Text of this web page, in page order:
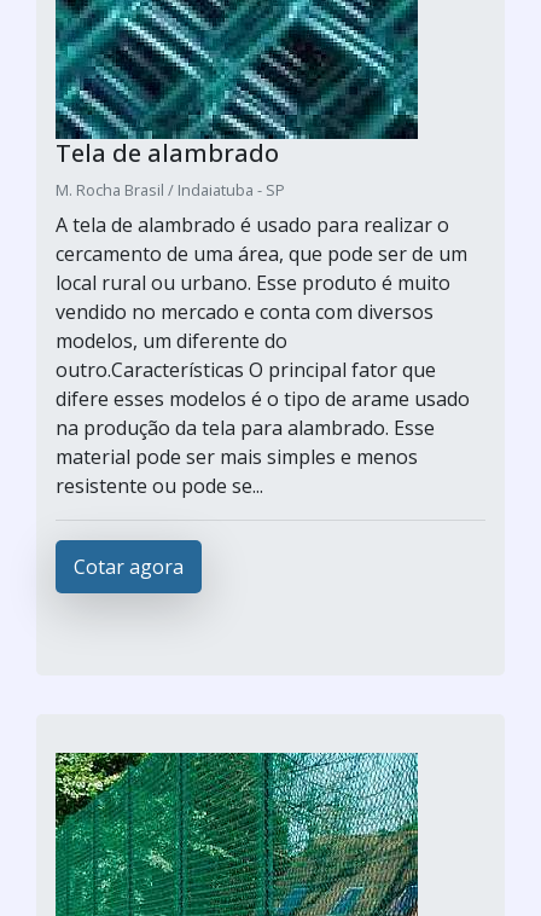
Tela de alambrado
M. Rocha Brasil / Indaiatuba - SP
A tela de alambrado é usado para realizar o
cercamento de uma área, que pode ser de um
local rural ou urbano. Esse produto é muito
vendido no mercado e conta com diversos
modelos, um diferente do
outro.Características O principal fator que
difere esses modelos é o tipo de arame usado
na produção da tela para alambrado. Esse
material pode ser mais simples e menos
resistente ou pode se...
Cotar agora